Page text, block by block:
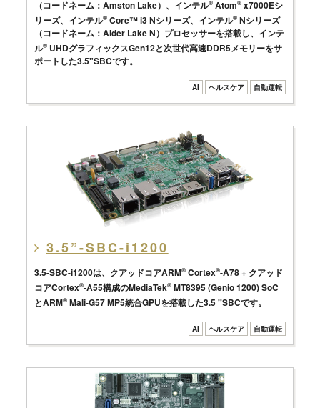
（コードネーム：Amston Lake）、インテル®Atom®x7000Eシ
リーズ、インテル®Core™ i3 Nシリーズ、インテル®Nシリーズ
（コードネーム：Alder Lake N）プロセッサーを搭載し、インテ
ル®UHDグラフィックスGen12と次世代高速DDR5メモリーをサ
ポートした3.5"SBCです。
AI ヘルスケア 自動運転
3.5”-SBC-i1200
3.5-SBC-i1200は、クアッドコアARM®Cortex®-A78 + クアッド
コアCortex®-A55構成のMediaTek®MT8395 (Genio 1200) SoC
とARM®Mali-G57 MP5統合GPUを搭載した3.5 ''SBCです。
AI ヘルスケア 自動運転